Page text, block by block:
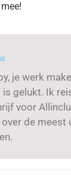
je werk
is gelukt. Ik
voor
de meest